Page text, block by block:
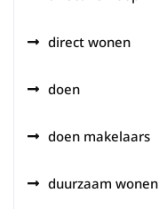
direct wonen
doen
doen makelaars
duurzaam wonen